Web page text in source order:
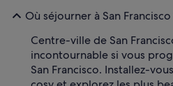
Où séjourner à San Francisco
Centre-ville de San
incontournable si vous
San Francisco. Installez-